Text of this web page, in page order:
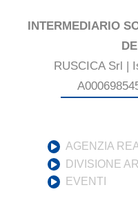
INTERMEDIARIO
RUSCICA Srl |
AGENZIA
DIVISIONE
EVENTI